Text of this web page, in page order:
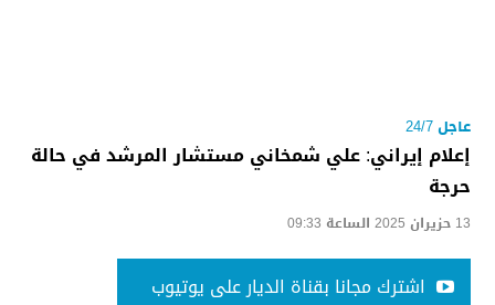
عاجل 24/7
إعلام إيراني: علي شمخاني مستشار المرشد في حالة
حرجة
13 حزيران 2025 الساعة 09:33
اشترك مجانا بقناة الديار على يوتيوب